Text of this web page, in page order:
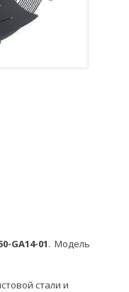
GA14-01. Модель
стали и